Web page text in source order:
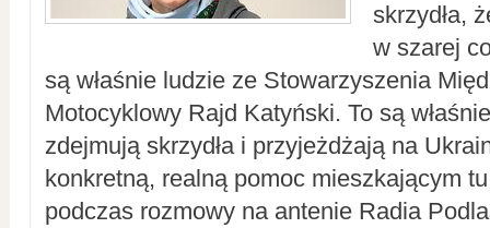
skrzydła,
w szarej
są właśnie ludzie ze Stowarzyszenia
Motocyklowy Rajd Katyński. To są
zdejmują skrzydła i przyjeżdżają na
konkretną, realną pomoc mieszkającym
podczas rozmowy na antenie Radia